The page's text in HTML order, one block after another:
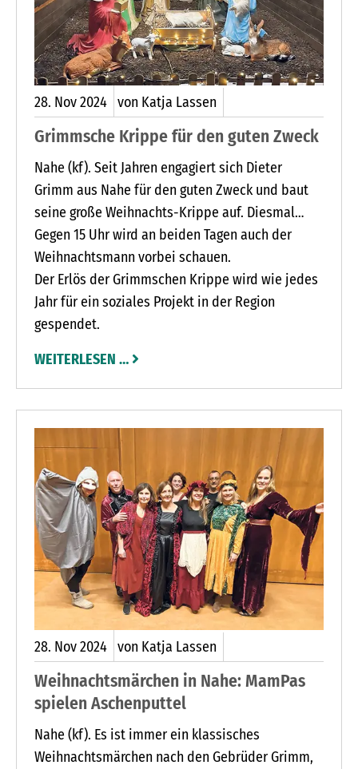
28. Nov2024 von Katja Lassen
Grimmsche Krippe für den guten Zweck
Nahe (kf). Seit Jahren engagiert sich Dieter
Grimm aus Nahe für den guten Zweck und baut
seine große Weihnachts-Krippe auf. Diesmal
freut er sich am Sonnabend, 30. November, und
Sonnabend, 7. Dezember, jeweils ab 13 Uhr über
viele Besucher vor den Geschäftsräumen in der
Segeberger Straße 33 in Nahe und möchte bei
Bratwurst, Kinderpunsch und Glühwein gegen
und somit die Weihnachtszeit einläuten.
Gegen 15 Uhr wird an beiden Tagen auch der
Weihnachtsmann vorbei schauen.
Der Erlös der Grimmschen Krippe wird wie jedes
Jahr für ein soziales Projekt in der Region
gespendet.
WEITERLESEN …
28. Nov2024 von Katja Lassen
Weihnachtsmärchen in Nahe: MamPas
spielen Aschenputtel
Nahe (kf). Es ist immer ein klassisches
Weihnachtsmärchen nach den Gebrüder Grimm,